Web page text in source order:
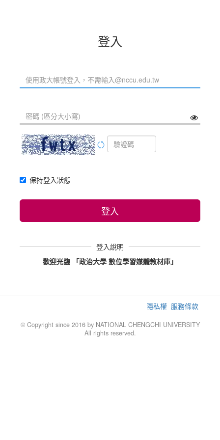
登入
保持登入狀態
登入
登入說明
歡迎光臨 「政治大學 數位學習媒體教材庫」
隱私權 服務條款
© Copyright since 2016 by NATIONAL CHENGCHI UNIVERSITY
All rights reserved.